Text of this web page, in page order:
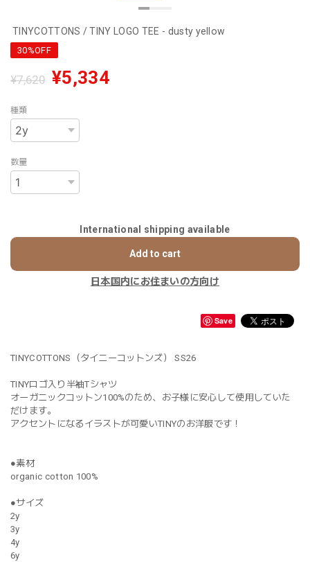
TINYCOTTONS / TINY LOGO TEE - dusty yellow
30%OFF
¥7,620 ¥5,334
種類
数量
International shipping available
Add to cart
日本国内にお住まいの方向け
Save
TINYCOTTONS（タイニーコットンズ） SS26
TINYロゴ入り半袖Tシャツ
オーガニックコットン100%のため、お子様に安心して使用していた
だけます。
アクセントになるイラストが可愛いTINYのお洋服です！
●素材
organic cotton 100%
●サイズ
2y
3y
4y
6y